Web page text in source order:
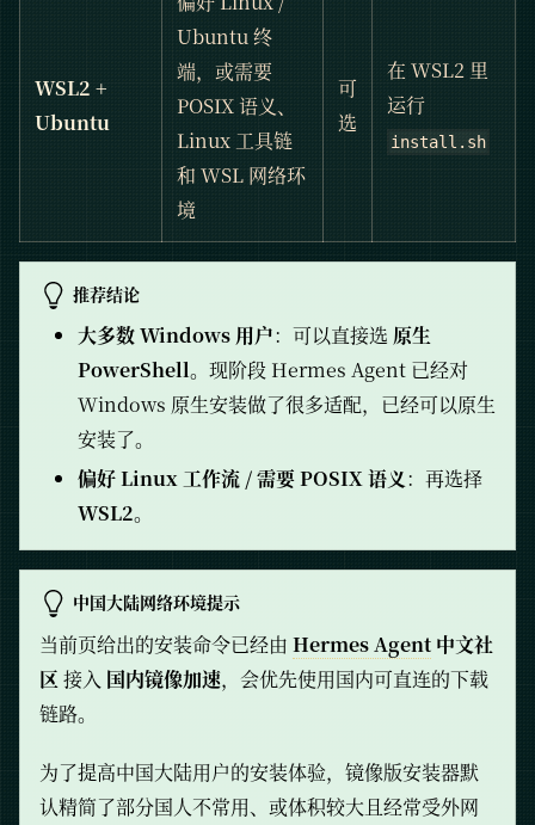
WSL2 +
Ubuntu
Ubuntu 终
端，或需要
POSIX 语义、
Linux 工具链
和 WSL 网络环
境
可
选
在 WSL2 里
运行
install.sh
推荐结论
大多数 Windows 用户：可以直接选 原生
PowerShell。现阶段 Hermes Agent 已经对
Windows 原生安装做了很多适配，已经可以原生
安装了。
偏好 Linux 工作流 / 需要 POSIX 语义：再选择
WSL2。
中国大陆网络环境提示
当前页给出的安装命令已经由 Hermes Agent 中文社
区 接入 国内镜像加速，会优先使用国内可直连的下载
链路。
为了提高中国大陆用户的安装体验，镜像版安装器默
认精简了部分国人不常用、或体积较大且经常受外网